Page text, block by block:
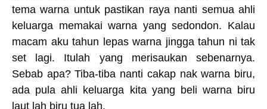
tema warna untuk pastikan raya nanti semua ahli
keluarga memakai warna yang sedondon. Kalau
macam aku tahun lepas warna jingga tahun ni tak
set lagi. Itulah yang merisaukan sebenarnya.
Sebab apa? Tiba-tiba nanti cakap nak warna biru,
ada pula ahli keluarga kita yang beli warna biru
laut lah biru tua lah.